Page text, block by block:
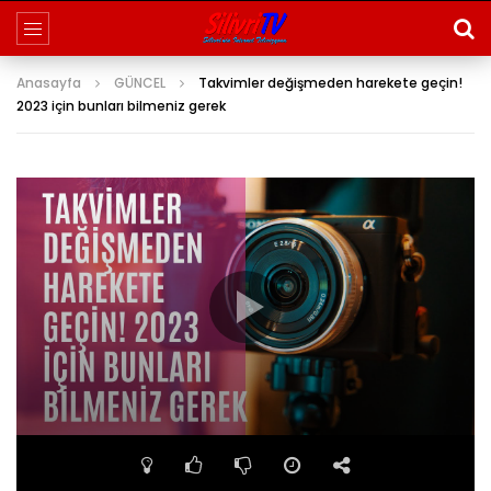
Anasayfa GÜNCEL
Takvimler değişmeden harekete geçin!
2023 için bunları bilmeniz gerek